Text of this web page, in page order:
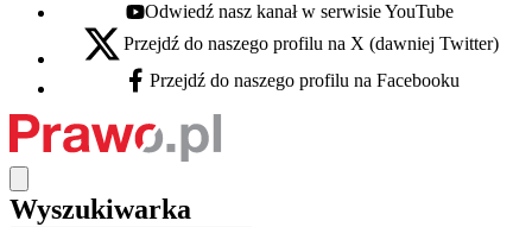
Youtube - otwiera się w nowej karcie
Odwiedź nasz kanał w serwisie YouTube
X - otwiera się w nowej karcie
Przejdź do naszego profilu na X (dawniej Twitter)
Facebook - otwiera się w nowej karcie
Przejdź do naszego profilu na Facebooku
Wyszukiwarka